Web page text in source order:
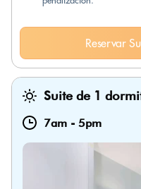
Reservar
Suite de 1
7am - 5pm